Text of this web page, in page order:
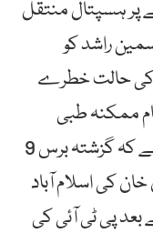
پر ہسپتال منتقل
راشد کو
کی حالت خطرے
ممکنہ طبی
سہولیات فراہم کی جا رہی ہیں۔ یاد رہے کہ گزشتہ برس 9
کی اسلام آباد
پی ٹی آئی کی